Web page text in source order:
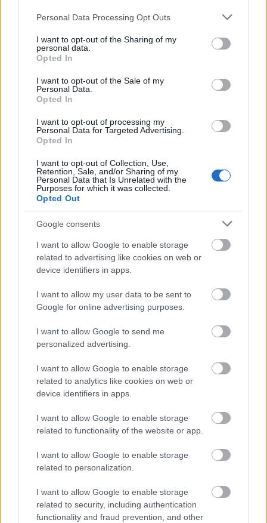
Please note that this website/app uses one or more Google
not limited to your visit or usage behaviour. You may click to
grant or deny consent to Google and its third-party tags to
use your data for below specified purposes in below Google
consent section.
Personal Data Processing Opt Outs
I want to opt-out of the Sharing of my
personal data.
Opted In
I want to opt-out of the Sale of my
Personal Data.
Opted In
I want to opt-out of processing my
Personal Data for Targeted Advertising.
Opted In
I want to opt-out of Collection, Use,
Retention, Sale, and/or Sharing of my
Personal Data that Is Unrelated with the
Purposes for which it was collected.
Opted Out
Google consents
I want to allow Google to enable storage
related to advertising like cookies on web or
device identifiers in apps.
I want to allow my user data to be sent to
Google for online advertising purposes.
I want to allow Google to send me
personalized advertising.
I want to allow Google to enable storage
related to analytics like cookies on web or
device identifiers in apps.
I want to allow Google to enable storage
related to functionality of the website or app.
I want to allow Google to enable storage
related to personalization.
I want to allow Google to enable storage
related to security, including authentication
functionality and fraud prevention, and other
rejlik az előadás mögött. Koreográfiáiban a
tánc és a színház szabályait és lehetőségeit
„Ez a projekt a megkísérlésről, az újra
próbálkozásról és a felfedezésről szól, nem
pedig az irányításról és a mestermunkáról,
még akkor is, ha ebben benne van a kudarc.
Nézőként engem sokkal jobban érdekel a
rizikóvállalás, mint a sikeres előadás, ami
számomra pont azt a művészetet testesíti meg,
amihez szenvedélyesen vonzódom.” (Jérôme
Jérôme Bel (FR): Gala
Trafó
2017.03.16. 20:00
2017.03.17. 20:00
Produkció: R.B. Jérôme Bel (Paris)